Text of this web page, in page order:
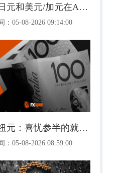
美元/日元和美元/加元在ADP就业报告公布前盘整
：05-08-2026 09:14:00
澳元/纽元：喜忧参半的就业报告达到关键图表水平
：05-08-2026 08:59:00